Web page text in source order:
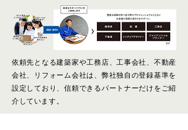
依頼先となる建築家や工務店、工事会社、不動産
会社、リフォーム会社は、弊社独自の登録基準を
設定しており、信頼できるパートナーだけをご紹
介しています。